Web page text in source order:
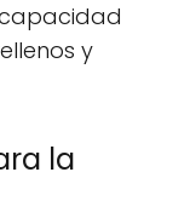
y
la